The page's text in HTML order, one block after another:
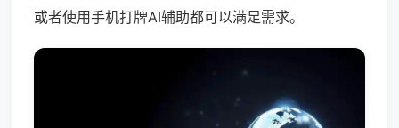
或者使用手机打牌AI辅助都可以满足需求。